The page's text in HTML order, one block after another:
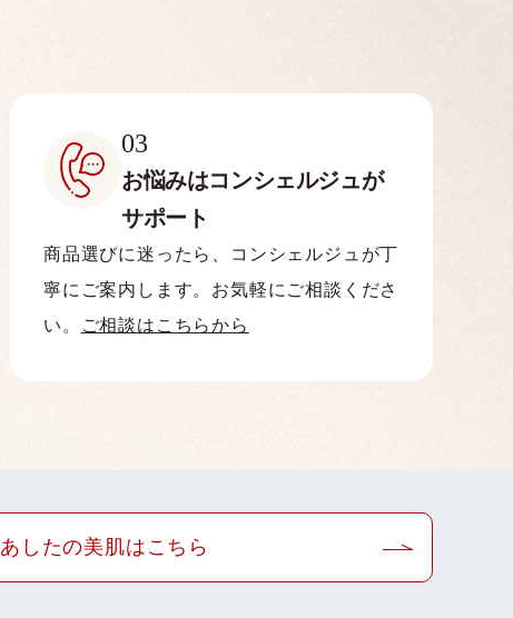
03
お悩みはコンシェルジュが
サポート
商品選びに迷ったら、コンシェルジュが丁
寧にご案内します。お気軽にご相談くださ
い。
ご相談はこちらから
あしたの美肌はこちら